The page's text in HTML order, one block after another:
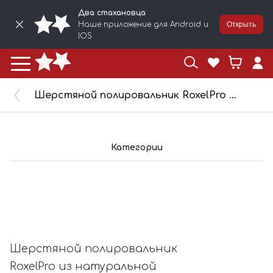
Два стахановца
Наше приложение для Android и
IOS
Открыть
Шерстяной полировальник RoxelPro из натуральной овечьей шерсти на липучке 150мм 227125
Категории
Шерстяной полировальник
RoxelPro из натуральной